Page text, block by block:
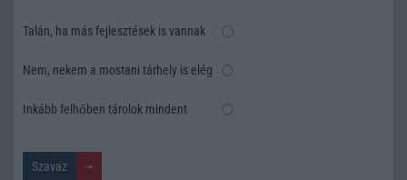
Talán, ha más fejlesztések is vannak
Nem, nekem a mostani tárhely is elég
Inkább felhőben tárolok mindent